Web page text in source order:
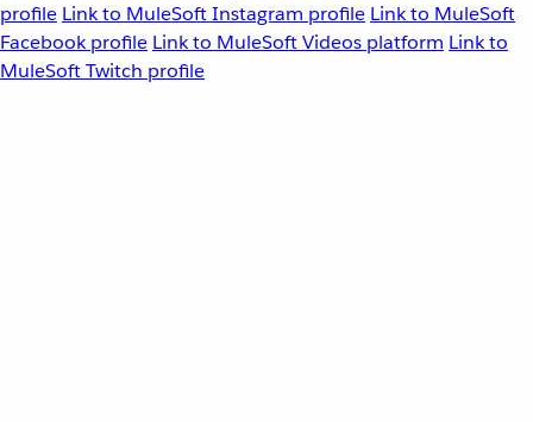
profile Link to MuleSoft Instagram profile Link to MuleSoft
Facebook profile Link to MuleSoft Videos platform Link to
MuleSoft Twitch profile